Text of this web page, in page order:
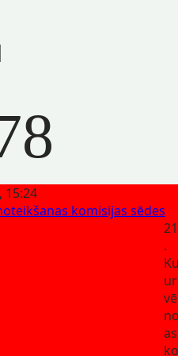
15:24
komisijas sēdes
.
as